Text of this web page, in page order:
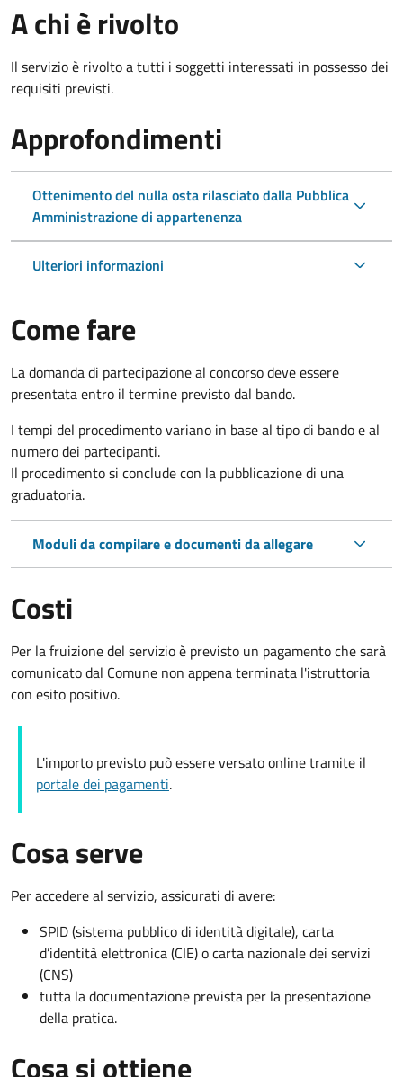
A chi è rivolto
Il servizio è rivolto a tutti i soggetti interessati in possesso dei
requisiti previsti.
Approfondimenti
Ottenimento del nulla osta rilasciato dalla Pubblica
Amministrazione di appartenenza
Ulteriori informazioni
Come fare
La domanda di partecipazione al concorso deve essere
presentata entro il termine previsto dal bando.
I tempi del procedimento variano in base al tipo di bando e al
numero dei partecipanti.
Il procedimento si conclude con la pubblicazione di una
graduatoria.
Moduli da compilare e documenti da allegare
Costi
Per la fruizione del servizio è previsto un pagamento che sarà
comunicato dal Comune non appena terminata l'istruttoria
con esito positivo.
L'importo previsto può essere versato online tramite il
portale dei pagamenti.
Cosa serve
Per accedere al servizio, assicurati di avere:
SPID (sistema pubblico di identità digitale), carta
d’identità elettronica (CIE) o carta nazionale dei servizi
(CNS)
tutta la documentazione prevista per la presentazione
della pratica.
Cosa si ottiene